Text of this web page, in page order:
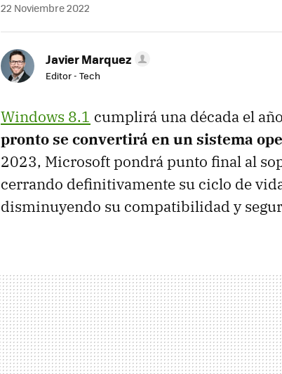
22 Noviembre 2022
Javier Marquez
Editor - Tech
Windows 8.1 cumplirá una década el
pronto se convertirá en un sistema
2023, Microsoft pondrá punto final al
cerrando definitivamente su ciclo de
disminuyendo su compatibilidad y